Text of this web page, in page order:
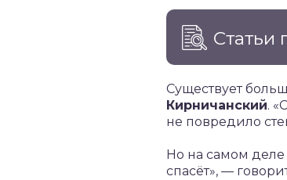
Статьи
Существует
Кирничанский.
не повредило
Но на самом
спасёт», —